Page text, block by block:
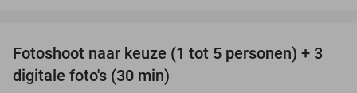
55%
Fotoshoot naar keuze (1 tot 5 personen) + 3
digitale foto's (30 min)